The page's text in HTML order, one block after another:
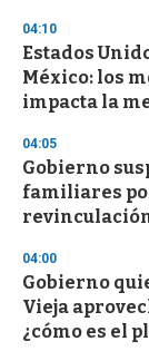
s
04:10
Estados
México: los
impacta la
04:05
Gobierno
familiares
04:00
Gobierno
Vieja
¿cómo es el